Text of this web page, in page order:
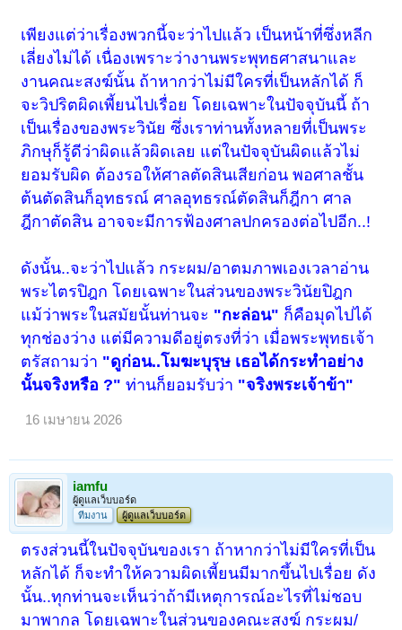
เพียงแต่ว่าเรื่องพวกนี้จะว่าไปแล้ว เป็นหน้าที่ซึ่งหลีก
เลี่ยงไม่ได้ เนื่องเพราะว่างานพระพุทธศาสนาและ
งานคณะสงฆ์นั้น ถ้าหากว่าไม่มีใครที่เป็นหลักได้ ก็
จะวิปริตผิดเพี้ยนไปเรื่อย โดยเฉพาะในปัจจุบันนี้ ถ้า
เป็นเรื่องของพระวินัย ซึ่งเราท่านทั้งหลายที่เป็นพระ
ภิกษุก็รู้ดีว่าผิดแล้วผิดเลย แต่ในปัจจุบันผิดแล้วไม่
ยอมรับผิด ต้องรอให้ศาลตัดสินเสียก่อน พอศาลชั้น
ต้นตัดสินก็อุทธรณ์ ศาลอุทธรณ์ตัดสินก็ฎีกา ศาล
ฎีกาตัดสิน อาจจะมีการฟ้องศาลปกครองต่อไปอีก..!
ดังนั้น..จะว่าไปแล้ว กระผม/อาตมภาพเองเวลาอ่าน
พระไตรปิฎก โดยเฉพาะในส่วนของพระวินัยปิฎก
แม้ว่าพระในสมัยนั้นท่านจะ "กะล่อน" ก็คือมุดไปได้
ทุกช่องว่าง แต่มีความดีอยู่ตรงที่ว่า เมื่อพระพุทธเจ้า
ตรัสถามว่า "ดูก่อน..โมฆะบุรุษ เธอได้กระทำอย่าง
นั้นจริงหรือ ?" ท่านก็ยอมรับว่า "จริงพระเจ้าข้า"
16 เมษายน 2026
iamfu
ผู้ดูแลเว็บบอร์ด
ทีมงาน
ผู้ดูแลเว็บบอร์ด
ตรงส่วนนี้ในปัจจุบันของเรา ถ้าหากว่าไม่มีใครที่เป็น
หลักได้ ก็จะทำให้ความผิดเพี้ยนมีมากขึ้นไปเรื่อย ดัง
นั้น..ทุกท่านจะเห็นว่าถ้ามีเหตุการณ์อะไรที่ไม่ชอบ
มาพากล โดยเฉพาะในส่วนของคณะสงฆ์ กระผม/